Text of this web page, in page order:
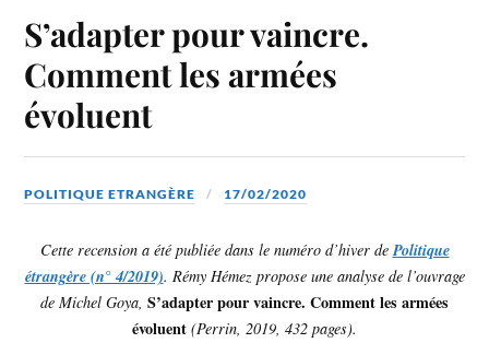
S’adapter pour vaincre.
Comment les armées
évoluent
POLITIQUE ETRANGÈRE 17/02/2020
Cette recension a été publiée dans le numéro d’hiver dePolitique
étrangère (n° 4/2019). Rémy Hémez propose une analyse de l’ouvrage
de Michel Goya, S’adapter pour vaincre. Comment les armées
évoluent (Perrin, 2019, 432 pages).